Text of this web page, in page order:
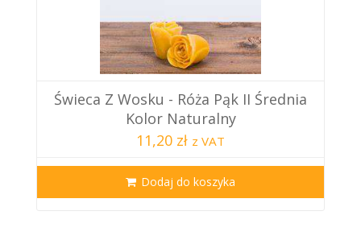
Świeca Z Wosku - Róża Pąk II Średnia
Kolor Naturalny
11,20 zł z VAT
Dodaj do koszyka